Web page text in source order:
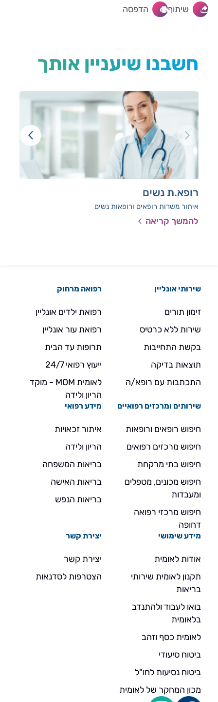
שיתוף הדפסה
חשבנו שיעניין אותך
רופא.ת נשים
איתור משרות רופאים ורופאות נשים
להמשך קריאה
שירותי אונליין
זימון תורים
שירות ללא כרטיס
בקשת התחייבות
תוצאות בדיקה
התכתבות עם רופא/ה
רפואה מרחוק
רפואת ילדים אונליין
רפואת עור אונליין
תרופות עד הבית
ייעוץ רפואי 24/7
לאומית MOM - מוקד
הריון ולידה
שירותים ומרכזים רפואיים
חיפוש רופאים ורופאות
חיפוש מרכזים רפואים
חיפוש בתי מרקחת
חיפוש מכונים, מטפלים
ומעבדות
חיפוש מרכזי רפואה
דחופה
מידע רפואי
איתור זכאויות
הריון ולידה
בריאות המשפחה
בריאות האישה
בריאות הנפש
מידע שימושי
אודות לאומית
תקנון לאומית שירותי
בריאות
בואו לעבוד ולהתנדב
בלאומית
לאומית כסף וזהב
ביטוח סיעודי
ביטוח נסיעות לחו"ל
מכון המחקר של לאומית
יצירת קשר
יצירת קשר
הצטרפות לסדנאות